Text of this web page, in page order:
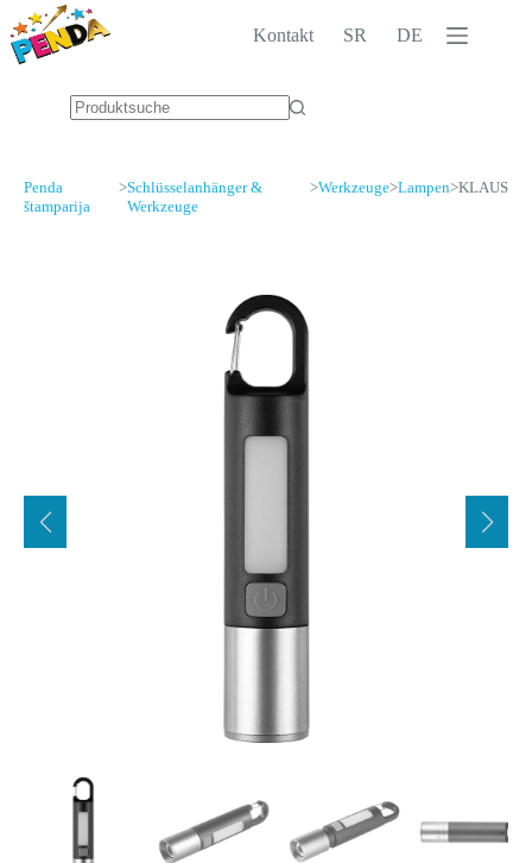
Zum
Inhalt
springen
Kontakt SR DE
Penda
štamparija
>Schlüsselanhänger &
Werkzeuge
>Werkzeuge>Lampen>KLAUS